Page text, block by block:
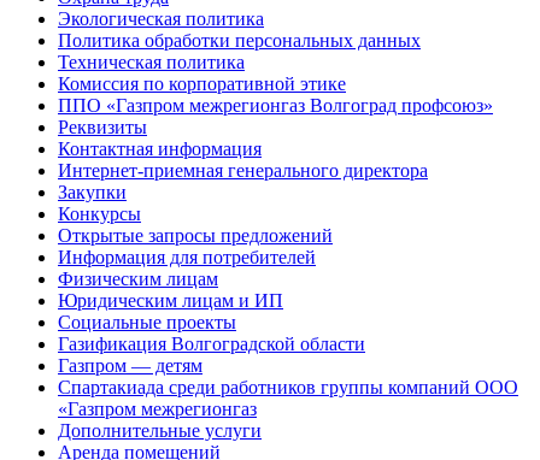
Экологическая политика
Политика обработки персональных данных
Техническая политика
Комиссия по корпоративной этике
ППО «Газпром межрегионгаз Волгоград профсоюз»
Реквизиты
Контактная информация
Интернет-приемная генерального директора
Закупки
Конкурсы
Открытые запросы предложений
Информация для потребителей
Физическим лицам
Юридическим лицам и ИП
Социальные проекты
Газификация Волгоградской области
Газпром — детям
Спартакиада среди работников группы компаний ООО
«Газпром межрегионгаз
Дополнительные услуги
Аренда помещений